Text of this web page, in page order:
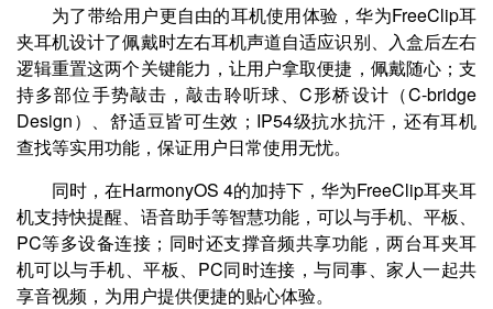
为了带给用户更自由的耳机使用体验，华为FreeClip耳
夹耳机设计了佩戴时左右耳机声道自适应识别、入盒后左右
逻辑重置这两个关键能力，让用户拿取便捷，佩戴随心；支
持多部位手势敲击，敲击聆听球、C形桥设计（C-bridge
Design）、舒适豆皆可生效；IP54级抗水抗汗，还有耳机
查找等实用功能，保证用户日常使用无忧。
同时，在HarmonyOS 4的加持下，华为FreeClip耳夹耳
机支持快提醒、语音助手等智慧功能，可以与手机、平板、
PC等多设备连接；同时还支撑音频共享功能，两台耳夹耳
机可以与手机、平板、PC同时连接，与同事、家人一起共
享音视频，为用户提供便捷的贴心体验。